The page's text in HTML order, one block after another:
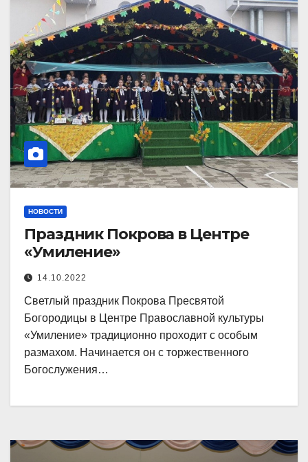
НОВОСТИ
Праздник Покрова в Центре
«Умиление»
14.10.2022
Светлый праздник Покрова Пресвятой
Богородицы в Центре Православной культуры
«Умиление» традиционно проходит с особым
размахом. Начинается он с торжественного
Богослужения…